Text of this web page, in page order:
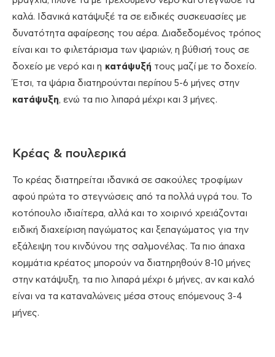
καλά. Ιδανικά κατάψυξέ τα σε ειδικές συσκευασίες με
δυνατότητα αφαίρεσης του αέρα. Διαδεδομένος τρόπος
είναι και το φιλετάρισμα των ψαριών, η βύθισή τους σε
δοχείο με νερό και η κατάψυξή τους μαζί με το δοχείο.
Έτσι, τα ψάρια διατηρούνται περίπου 5-6 μήνες στην
κατάψυξη, ενώ τα πιο λιπαρά μέχρι και 3 μήνες.
Κρέας & πουλερικά
Το κρέας διατηρείται ιδανικά σε σακούλες τροφίμων
αφού πρώτα το στεγνώσεις από τα πολλά υγρά του. Το
κοτόπουλο ιδιαίτερα, αλλά και το χοιρινό χρειάζονται
ειδική διαχείριση παγώματος και ξεπαγώματος για την
εξάλειψη του κινδύνου της σαλμονέλας. Τα πιο άπαχα
κομμάτια κρέατος μπορούν να διατηρηθούν 8-10 μήνες
στην κατάψυξη, τα πιο λιπαρά μέχρι 6 μήνες, αν και καλό
είναι να τα καταναλώνεις μέσα στους επόμενους 3-4
μήνες.